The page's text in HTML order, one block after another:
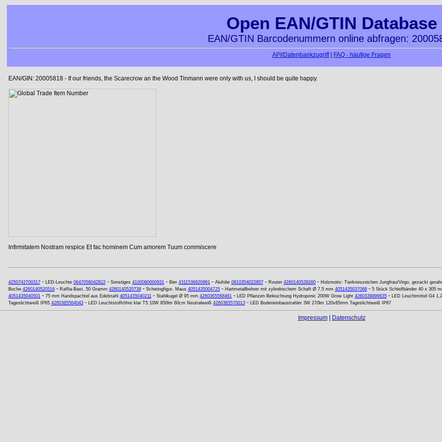
Open EAN/GTIN Database
EAN/GTIN Barcodenummern online abfragen:
API/Datenbankzugriff| FAQ - häufige Fragen
EAN/GIN: 20005818 - If our friends, the Scarecrow an the Wood Tinmann were only with us, I should be quite happy.
Infirmitatem Nostram respice Et fac hominem Cum amorem Tuum commiscere
4250742700317- LED-Leuchte 0647056042822- Sonstiges 4100080000931- Bier 4311536920981- Alufolie 0810354022807- Router 4260140528260- Holzmotiv: Tierkreiszeichen Jungfrau/Virgo, gezackt
Buche 4260140520516- Raffia-Bast, 50 Gramm 4260140520738- Schwingfigur, Maus 4051435004725- Hartmetallbohrer mit zylindrischem Schaft Ø 7,5 mm 4051435037068- 5 Stück Schleifbänder 40 x 305
4051435040501- 75 mm Handspachtel aus Edelstahl 4051435040211- Stahlkugel Ø 95 mm 4260365568461- LED Pflanzen Beleuchtung Hydroponic 200W Grow Light 4260339999635- LED Leuchtmittel G4
Tageslichtweiß IP65 4260365564043- LED Leuchtstoffröhre klar T5 10W 850lm 60cm Neutralweiß 4260365570013- LED Bodeneinbaustrahler 3W 270lm 120x65mm Tageslichtweiß IP67
Impressum| Datenschutz